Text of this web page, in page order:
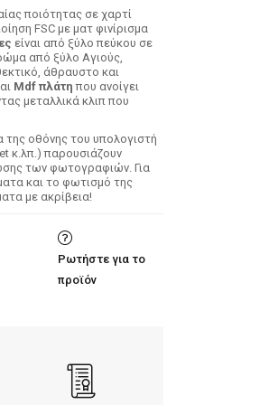
ποιότητας σε χαρτί
FSC με ματ φινίρισμα
είναι από ξύλο πεύκου σε
από ξύλο Αγιούς,
άθραυστο και
Mdf πλάτη που ανοίγει
μεταλλικά κλιπ που
οθόνης του υπολογιστή
κ.λπ.) παρουσιάζουν
των φωτογραφιών. Για
και το φωτισμό της
με ακρίβεια!
Ρωτήστε για το
προϊόν